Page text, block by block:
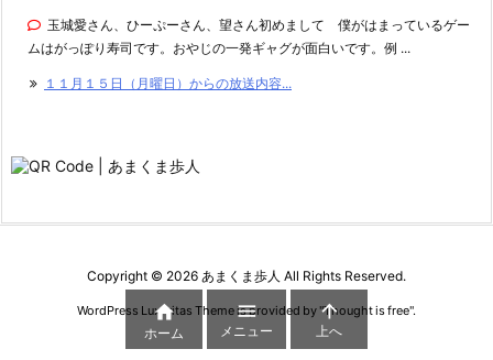
玉城愛さん、ひーぷーさん、望さん初めまして 僕がはまっているゲー
ムはがっぽり寿司です。おやじの一発ギャグが面白いです。例 ...
１１月１５日（月曜日）からの放送内容...
Copyright © 2026 あまくま歩人 All Rights Reserved.
WordPress Luxeritas Theme is provided by "Thought is free".

ホーム

メニュー

上へ